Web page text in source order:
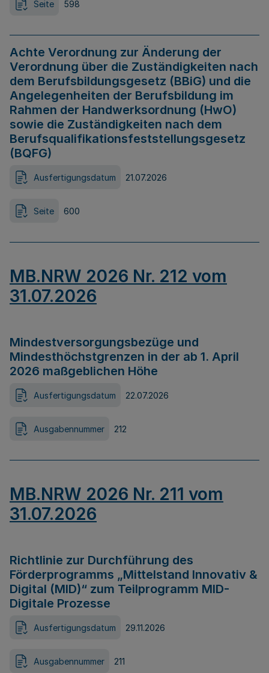
Seite 598
Achte Verordnung zur Änderung der
Verordnung über die Zuständigkeiten nach
dem Berufsbildungsgesetz (BBiG) und die
Angelegenheiten der Berufsbildung im
Rahmen der Handwerksordnung (HwO)
sowie die Zuständigkeiten nach dem
Berufsqualifikationsfeststellungsgesetz
(BQFG)
Ausfertigungsdatum 21.07.2026
Seite 600
MB.NRW 2026 Nr. 212 vom
31.07.2026
Mindestversorgungsbezüge und
Mindesthöchstgrenzen in der ab 1. April
2026 maßgeblichen Höhe
Ausfertigungsdatum 22.07.2026
Ausgabennummer 212
MB.NRW 2026 Nr. 211 vom
31.07.2026
Richtlinie zur Durchführung des
Förderprogramms „Mittelstand Innovativ &
Digital (MID)“ zum Teilprogramm MID-
Digitale Prozesse
Ausfertigungsdatum 29.11.2026
Ausgabennummer 211